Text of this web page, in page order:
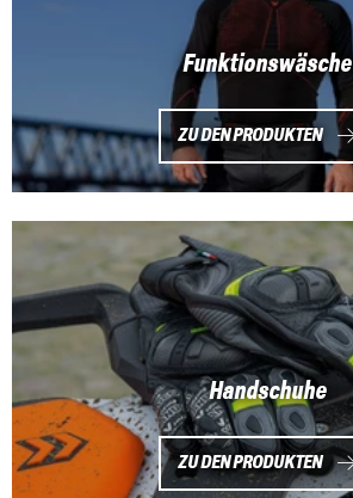
Funktionswäsche
ZU DEN PRODUKTEN
Handschuhe
ZU DEN PRODUKTEN